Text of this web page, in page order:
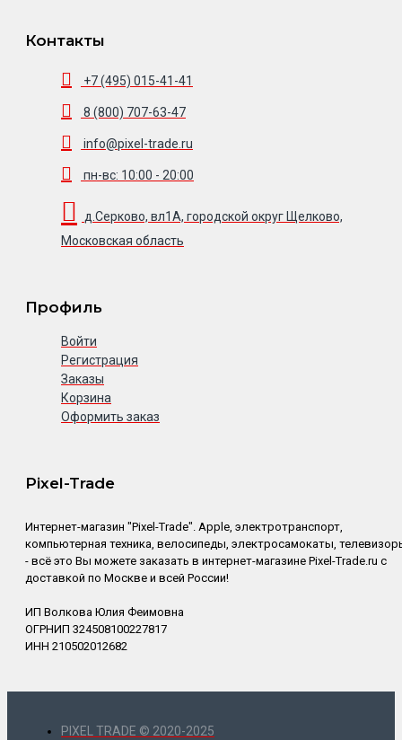
Контакты
+7 (495) 015-41-41
8 (800) 707-63-47
info@pixel-trade.ru
пн-вс: 10:00 - 20:00
д.Серково, вл1А, городской округ Щелково,
Московская область
Профиль
Войти
Регистрация
Заказы
Корзина
Оформить заказ
Pixel-Trade
Интернет-магазин "Pixel-Trade". Apple, электротранспорт,
компьютерная техника, велосипеды, электросамокаты,
- всё это Вы можете заказать в интернет-магазине Pixel-Trade.ru с
доставкой по Москве и всей России!
ИП Волкова Юлия Феимовна
ОГРНИП 324508100227817
ИНН 210502012682
PIXEL TRADE © 2020-2025